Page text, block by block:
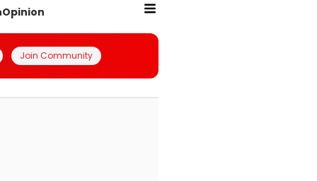
Opinion
Join Community